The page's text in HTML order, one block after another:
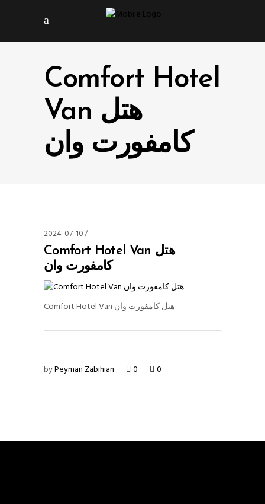
Comfort Hotel
Van هتل
کامفورت وان
2024-07-10
Comfort Hotel Van هتل
کامفورت وان
Comfort Hotel Van هتل کامفورت وان
byPeyman Zabihian 0 0